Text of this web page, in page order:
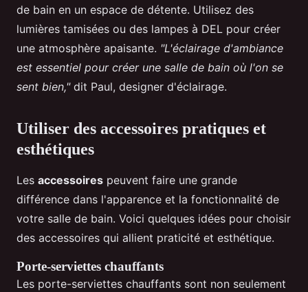
de bain en un espace de détente. Utilisez des
lumières tamisées ou des lampes à DEL pour créer
une atmosphère apaisante. "L'éclairage d'ambiance
est essentiel pour créer une salle de bain où l'on se
sent bien,"dit Paul, designer d'éclairage.
Utiliser des accessoires pratiques et
esthétiques
Les accessoires peuvent faire une grande
différence dans l'apparence et la fonctionnalité de
votre salle de bain. Voici quelques idées pour choisir
des accessoires qui allient praticité et esthétique.
Porte-serviettes chauffants
Les porte-serviettes chauffants sont non seulement